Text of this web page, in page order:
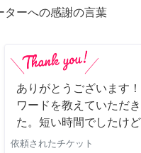
ターへの感謝の言葉
ありがとうございます
ワードを教えていただ
た。短い時間でしたけ
依頼されたチケット